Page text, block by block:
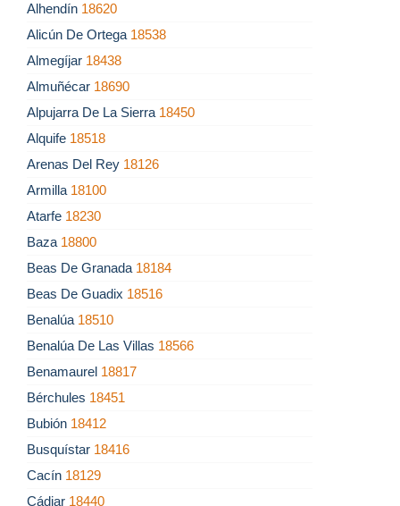
Alhendín 18620
Alicún De Ortega 18538
Almegíjar 18438
Almuñécar 18690
Alpujarra De La Sierra 18450
Alquife 18518
Arenas Del Rey 18126
Armilla 18100
Atarfe 18230
Baza 18800
Beas De Granada 18184
Beas De Guadix 18516
Benalúa 18510
Benalúa De Las Villas 18566
Benamaurel 18817
Bérchules 18451
Bubión 18412
Busquístar 18416
Cacín 18129
Cádiar 18440